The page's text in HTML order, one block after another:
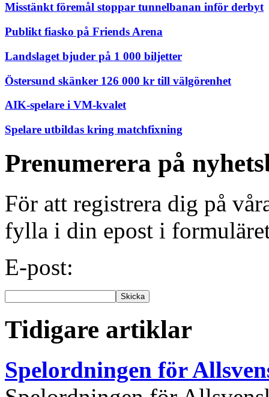
Misstänkt föremål stoppar tunnelbanan inför derbyt
Publikt fiasko på Friends Arena
Landslaget bjuder på 1 000 biljetter
Östersund skänker 126 000 kr till välgörenhet
AIK-spelare i VM-kvalet
Spelare utbildas kring matchfixning
Prenumerera på
För att registrera dig på
fylla i din epost i
E-post:
Tidigare artiklar
Spelordningen för